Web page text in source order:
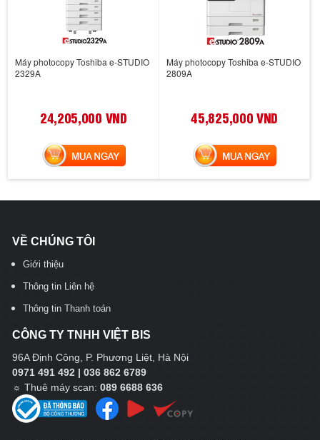
Máy photocopy Toshiba e-STUDIO
2329A
24,205,000 VND
MUA NGAY
Máy photocopy Toshiba e-STUDIO
2809A
45,825,000 VND
MUA NGAY
VỀ CHÚNG TÔI
Giới thiệu
Thông tin Liên hệ
Thông tin Thanh toán
CÔNG TY TNHH VIỆT BIS
96A Định Công, P. Phương Liệt, Hà Nội
0971 491 492 | 036 862 6789
☼ Thuê máy scan: 089 6688 636